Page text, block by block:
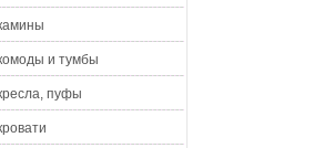
и тумбы
пуфы